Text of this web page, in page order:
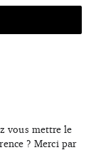
vous mettre le
? Merci par